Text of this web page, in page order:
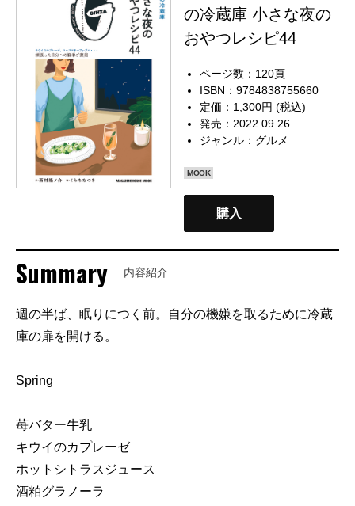
の冷蔵庫 小さな夜の
おやつレシピ44
ページ数：120頁
ISBN：9784838755660
定価：1,300円 (税込)
発売：2022.09.26
ジャンル： グルメ
MOOK
購入
Summary 内容紹介
週の半ば、眠りにつく前。自分の機嫌を取るために冷蔵
庫の扉を開ける。
Spring
苺バター牛乳
キウイのカプレーゼ
ホットシトラスジュース
酒粕グラノーラ